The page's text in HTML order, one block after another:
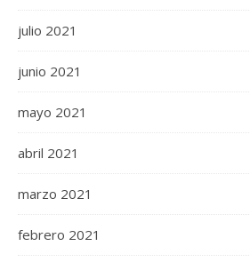
julio 2021
junio 2021
mayo 2021
abril 2021
marzo 2021
febrero 2021